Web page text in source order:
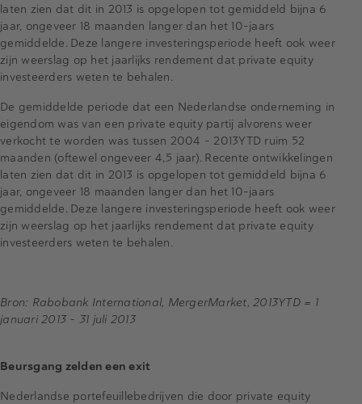
laten zien dat dit in 2013 is opgelopen tot gemiddeld bijna 6
jaar, ongeveer 18 maanden langer dan het 10-jaars
gemiddelde. Deze langere investeringsperiode heeft ook weer
zijn weerslag op het jaarlijks rendement dat private equity
investeerders weten te behalen.
De gemiddelde periode dat een Nederlandse onderneming in
eigendom was van een private equity partij alvorens weer
verkocht te worden was tussen 2004 – 2013YTD ruim 52
maanden (oftewel ongeveer 4,5 jaar). Recente ontwikkelingen
laten zien dat dit in 2013 is opgelopen tot gemiddeld bijna 6
jaar, ongeveer 18 maanden langer dan het 10-jaars
gemiddelde. Deze langere investeringsperiode heeft ook weer
zijn weerslag op het jaarlijks rendement dat private equity
investeerders weten te behalen.
Bron: Rabobank International, MergerMarket, 2013YTD = 1
januari 2013 – 31 juli 2013
Beursgang zelden een exit
Nederlandse portefeuillebedrijven die door private equity